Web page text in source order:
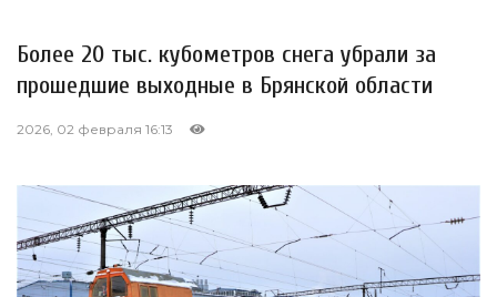
Более 20 тыс. кубометров снега убрали за
прошедшие выходные в Брянской области
2026, 02 февраля 16:13